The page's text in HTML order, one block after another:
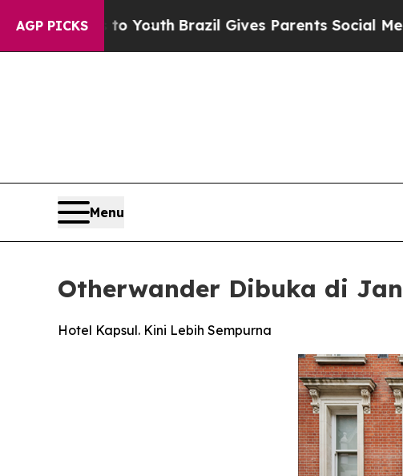
AGP PICKS
to YouthBrazil Gives Parents Social Media
Menu
Otherwander Dibuka di
Hotel Kapsul. Kini Lebih Sempurna